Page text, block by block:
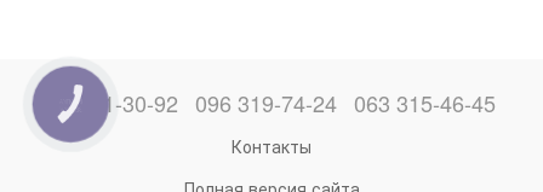
066 871-30-92 096 319-74-24 063 315-46-45
Контакты
КНОПКА
ЗВ'ЯЗКУ